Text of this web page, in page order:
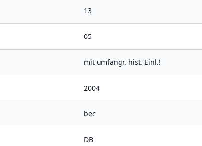
13
05
mit umfangr. hist. Einl.!
2004
bec
DB